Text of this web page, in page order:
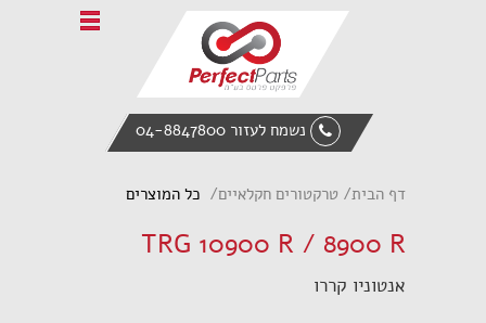
Home
ציוד הנדסי
נשמח לעזור 04-8847800
דף הבית טרקטורים חקלאיים כל המוצרים
TRG 10900 R / 8900 R
אנטוניו קררו